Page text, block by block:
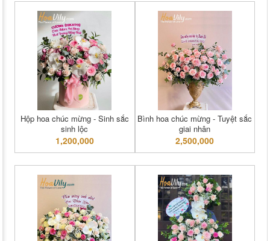
Hộp hoa chúc mừng - Sinh sắc
sinh lộc
1,200,000
Bình hoa chúc mừng - Tuyệt sắc
giai nhân
2,500,000